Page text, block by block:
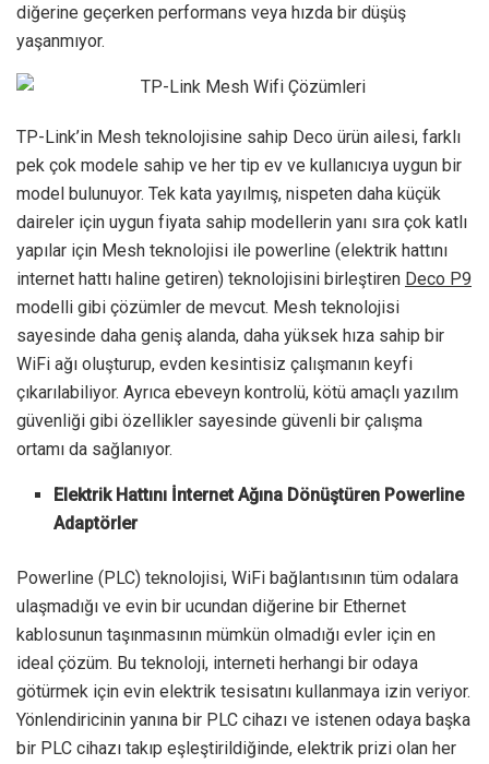
diğerine geçerken performans veya hızda bir düşüş
yaşanmıyor.
TP-Link’in Mesh teknolojisine sahip Deco ürün ailesi, farklı
pek çok modele sahip ve her tip ev ve kullanıcıya uygun bir
model bulunuyor. Tek kata yayılmış, nispeten daha küçük
daireler için uygun fiyata sahip modellerin yanı sıra çok katlı
yapılar için Mesh teknolojisi ile powerline (elektrik hattını
internet hattı haline getiren) teknolojisini birleştiren Deco P9
modelli gibi çözümler de mevcut. Mesh teknolojisi
sayesinde daha geniş alanda, daha yüksek hıza sahip bir
WiFi ağı oluşturup, evden kesintisiz çalışmanın keyfi
çıkarılabiliyor. Ayrıca ebeveyn kontrolü, kötü amaçlı yazılım
güvenliği gibi özellikler sayesinde güvenli bir çalışma
ortamı da sağlanıyor.
Elektrik Hattını İnternet Ağına Dönüştüren Powerline
Adaptörler
Powerline (PLC) teknolojisi, WiFi bağlantısının tüm odalara
ulaşmadığı ve evin bir ucundan diğerine bir Ethernet
kablosunun taşınmasının mümkün olmadığı evler için en
ideal çözüm. Bu teknoloji, interneti herhangi bir odaya
götürmek için evin elektrik tesisatını kullanmaya izin veriyor.
Yönlendiricinin yanına bir PLC cihazı ve istenen odaya başka
bir PLC cihazı takıp eşleştirildiğinde, elektrik prizi olan her